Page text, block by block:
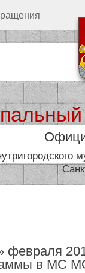
в МС